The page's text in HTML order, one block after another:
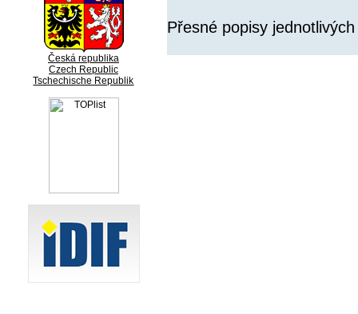
Česká republika
Czech Republic
Tschechische Republik
Přesné popisy